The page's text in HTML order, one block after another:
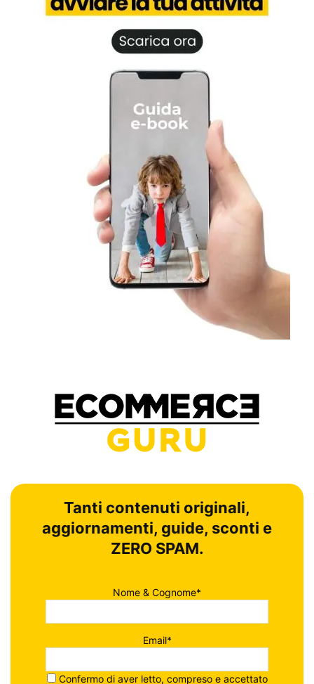
Tanti contenuti originali,
aggiornamenti, guide, sconti e
ZERO SPAM.
Nome & Cognome*
Email*
Confermo di aver letto, compreso e accettato